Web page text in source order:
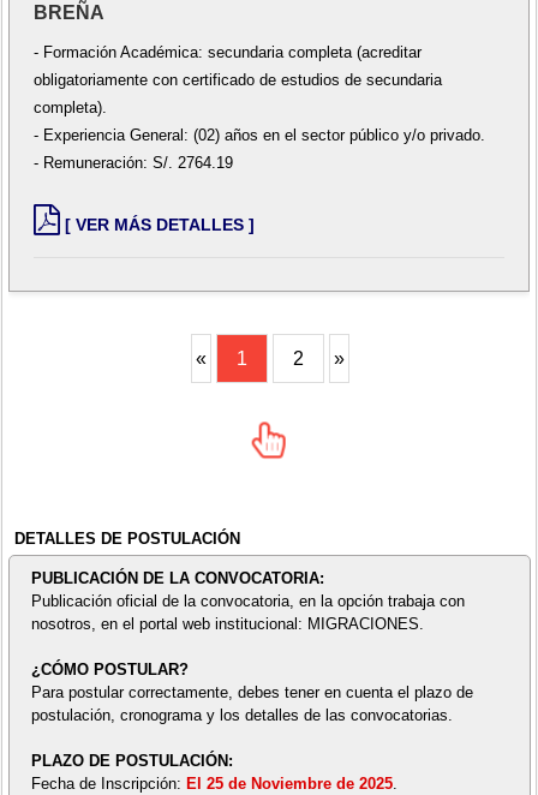
BREÑA
- Formación Académica: secundaria completa (acreditar
obligatoriamente con certificado de estudios de secundaria
completa).
- Experiencia General: (02) años en el sector público y/o privado.
- Remuneración: S/. 2764.19
[ VER MÁS DETALLES ]
« 1 2 »
DETALLES DE POSTULACIÓN
PUBLICACIÓN DE LA CONVOCATORIA:
Publicación oficial de la convocatoria, en la opción trabaja con
nosotros, en el portal web institucional: MIGRACIONES.
¿CÓMO POSTULAR?
Para postular correctamente, debes tener en cuenta el plazo de
postulación, cronograma y los detalles de las convocatorias.
PLAZO DE POSTULACIÓN:
Fecha de Inscripción: El 25 de Noviembre de 2025.